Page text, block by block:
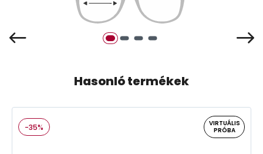
Hasonló termékek
-35%
VIRTUÁLIS
PRÓBA